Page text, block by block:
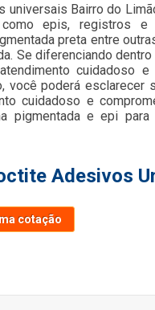
Bairro do
epis, registros e
preta entre
Se diferenciando
cuidadoso
você poderá esclarecer
cuidadoso e
pigmentada e epi
Adesivos
cotação